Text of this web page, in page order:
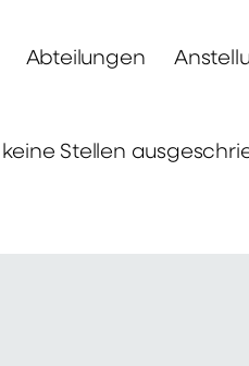
Abteilungen
Stellen